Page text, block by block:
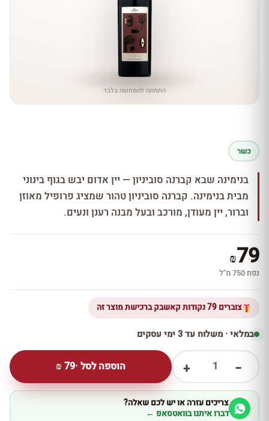
התמונה להמחשה בלבד
כשר
בנימינה שבא קברנה סוביניון — יין אדום יבש בגוף בינוני
מבית בנימינה. קברנה סוביניון טהור שמציג פרופיל מאוזן
וברור, יין מעודן, מורכב ובעל מבנה רענן ונעים.
₪79
נפח 750 מ''ל
צוברים 79 נקודות קאשבק ברכישת מוצר זה
במלאי · משלוח עד 3 ימי עסקים
−
1
+ הוספה לסל ·79
₪
צריכים עזרה או יש לכם שאלה?
דברו איתנו בוואטסאפ ←